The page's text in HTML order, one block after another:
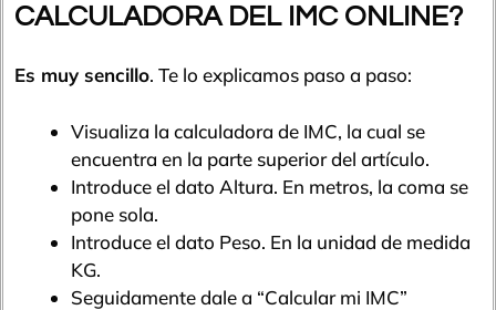
CALCULADORA DEL IMC ONLINE?
Es muy sencillo. Te lo explicamos paso a paso:
Visualiza la calculadora de IMC, la cual se
encuentra en la parte superior del artículo.
Introduce el dato Altura. En metros, la coma se
pone sola.
Introduce el dato Peso. En la unidad de medida
KG.
Seguidamente dale a “Calcular mi IMC”